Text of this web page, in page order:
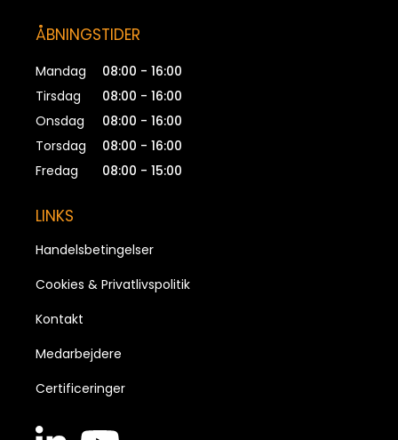
ÅBNINGSTIDER
Mandag
08:00 - 16:00
Tirsdag
08:00 - 16:00
Onsdag
08:00 - 16:00
Torsdag
08:00 - 16:00
Fredag
08:00 - 15:00
LINKS
Handelsbetingelser
Cookies & Privatlivspolitik
Kontakt
Medarbejdere
Certificeringer
linkedin